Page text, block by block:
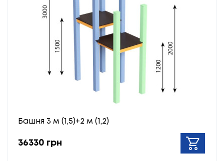
Башня 3 м (1,5)+2 м (1,2)
36330 грн